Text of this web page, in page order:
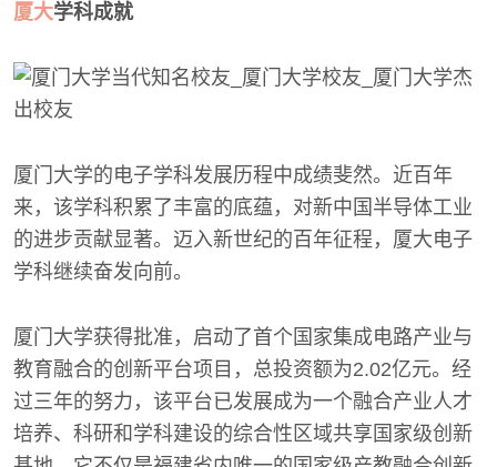
厦大学科成就
厦门大学的电子学科发展历程中成绩斐然。近百年
来，该学科积累了丰富的底蕴，对新中国半导体工业
的进步贡献显著。迈入新世纪的百年征程，厦大电子
学科继续奋发向前。
厦门大学获得批准，启动了首个国家集成电路产业与
教育融合的创新平台项目，总投资额为2.02亿元。经
过三年的努力，该平台已发展成为一个融合产业人才
培养、科研和学科建设的综合性区域共享国家级创新